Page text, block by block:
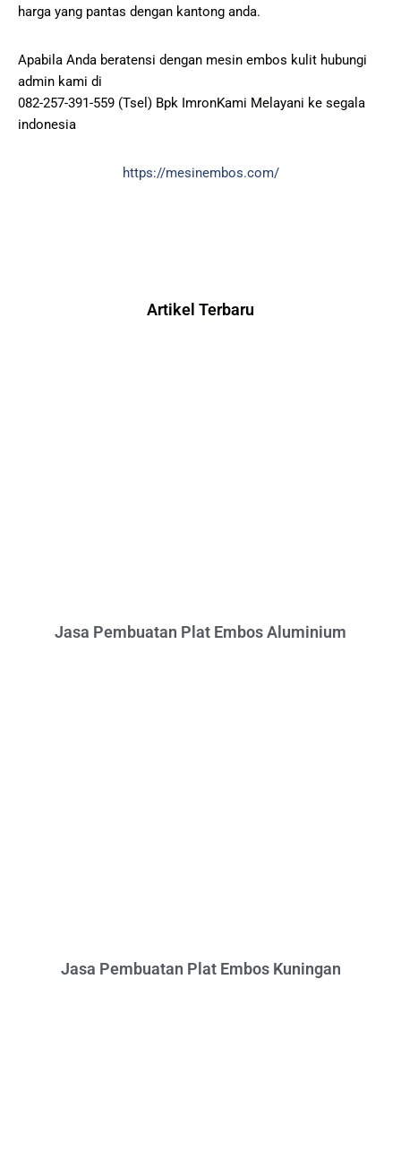
harga yang pantas dengan kantong anda.
Apabila Anda beratensi dengan mesin embos kulit hubungi
admin kami di
082-257-391-559 (Tsel) Bpk ImronKami Melayani ke segala
indonesia
https://mesinembos.com/
Artikel Terbaru
Jasa Pembuatan Plat Embos Aluminium
Jasa Pembuatan Plat Embos Kuningan